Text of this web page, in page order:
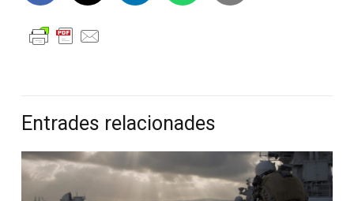
Entrades relacionades